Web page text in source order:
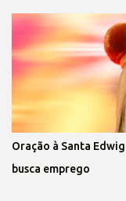
Oração à Santa
busca emprego